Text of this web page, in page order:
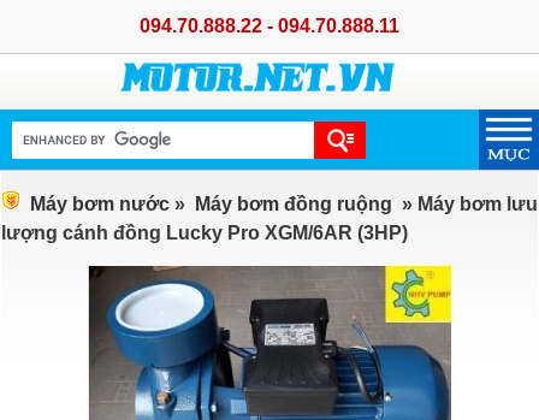
094.70.888.22 - 094.70.888.11
Máy bơm nước » Máy bơm đồng ruộng » Máy bơm lưu
lượng cánh đồng Lucky Pro XGM/6AR (3HP)